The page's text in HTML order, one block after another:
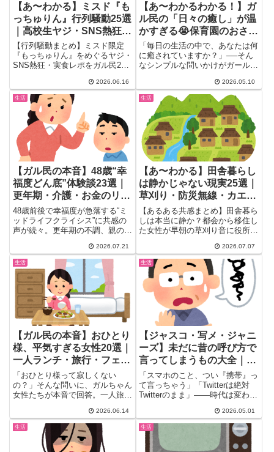
【あ〜わかる】ミスド『も
っちゅりん』行列騒動25選
｜高校生ヤジ・SNS熱狂・
ガル民の本音
【行列騒動まとめ】ミスド限定
『もっちゅりん』をめぐるヤジ・
SNS熱狂・実食レポをガル民25
「並ぶほどじゃない」実食感想、
予約制への提言まで30-50代女性
のリアルな声を集結。
2026.06.16
【あ〜わかるわかる！】ガ
ル民の「日々の癒し」が温
かすぎる😭保育園のおさん
ぽカート・猫・季節の花々
…あなたは何に癒されて
る？
「毎日の生活の中で、あなたは何
に癒されていますか？」──そん
なシンプルな問いかけがガールズ
2026.05.10
生活
【ガル民の本音】48歳“幸
福度どん底”体験談23選｜
更年期・介護・お金のリア
ル
48歳前後で幸福度が急落する“ミ
ッドライフクライシス”に共感の
声が続々。更年期の不調、親の介
後の虚無感、老後資金への不安ま
で、40〜50代のガル民たちのリ
アルな体験談と乗り越え方のヒン
トを厳選して23件まとめまし
た。参考にどうぞ。
2026.07.21
生活
【あ〜わかる】田舎暮らし
は静かじゃない現実25選｜
草刈り・防災無線・カエル
の大合唱に移住者絶句
【あるある共感まとめ】田舎暮ら
しは本当に静か？都会から移住し
た女性が早朝の草刈り音に役所へ
ミを受けた話から、防災無線・カ
エルの大合唱・除雪車まで、移住
前に知っておきたいリアルな騒音
事情をガル民の本音でまとめて紹
介します。
2026.07.07
生活
【ガル民の本音】おひとり
様、平気すぎる女性20選｜
一人ランチ・旅行・フェス
も全部楽しんでた
「おひとり様って寂しくない
の？」そんな問いに、ガルちゃん
女性たちが本音で回答。一人旅・
楽しんでいる女性や、「共有した
い気持ちがそもそも無い」という
意見が続出。「好きで一人じゃな
い」という少数派の声まで、
2026.06.14
生活
【ジャスコ・写メ・ジャニ
ーズ】未だに昔の呼び方で
言ってしまうもの大全｜
「もう直す気すらない」40
代以上のあるあるが連鎖
「スマホのこと、つい『携帯』っ
て言っちゃう」「Twitterは絶対
Twitterのまま」——時代は変わっ
2026.05.01
生活 生活